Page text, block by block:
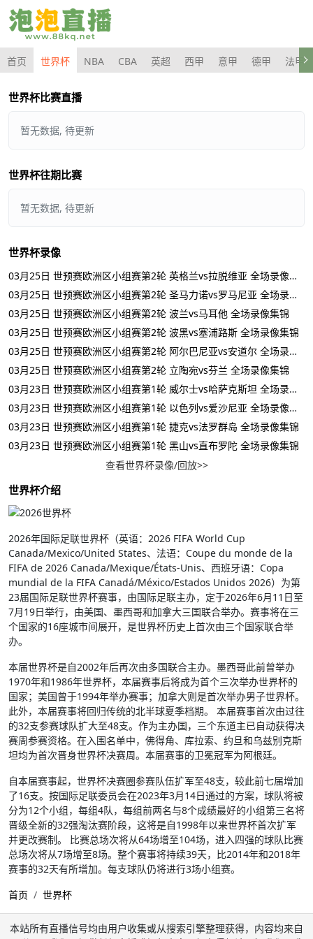
首页 世界杯 NBA CBA 英超 西甲 意甲 德甲 法甲
世界杯比赛直播
暂无数据, 待更新
世界杯往期比赛
暂无数据, 待更新
世界杯录像
03月25日 世预赛欧洲区小组赛第2轮 英格兰vs拉脱维亚 全场录像集锦
03月25日 世预赛欧洲区小组赛第2轮 圣马力诺vs罗马尼亚 全场录像集锦
03月25日 世预赛欧洲区小组赛第2轮 波兰vs马耳他 全场录像集锦
03月25日 世预赛欧洲区小组赛第2轮 波黑vs塞浦路斯 全场录像集锦
03月25日 世预赛欧洲区小组赛第2轮 阿尔巴尼亚vs安道尔 全场录像集锦
03月25日 世预赛欧洲区小组赛第2轮 立陶宛vs芬兰 全场录像集锦
03月23日 世预赛欧洲区小组赛第1轮 威尔士vs哈萨克斯坦 全场录像集锦
03月23日 世预赛欧洲区小组赛第1轮 以色列vs爱沙尼亚 全场录像集锦
03月23日 世预赛欧洲区小组赛第1轮 捷克vs法罗群岛 全场录像集锦
03月23日 世预赛欧洲区小组赛第1轮 黑山vs直布罗陀 全场录像集锦
查看世界杯录像/回放>>
世界杯介绍
2026年国际足联世界杯（英语：2026 FIFA World Cup
Canada/Mexico/United States、法语：Coupe du monde de la
FIFA de 2026 Canada/Mexique/États-Unis、西班牙语：Copa
mundial de la FIFA Canadá/México/Estados Unidos 2026）为第
23届国际足联世界杯赛事，由国际足联主办，定于2026年6月11日至
7月19日举行，由美国、墨西哥和加拿大三国联合举办。赛事将在三
个国家的16座城市间展开，是世界杯历史上首次由三个国家联合举
办。
本届世界杯是自2002年后再次由多国联合主办。墨西哥此前曾举办
1970年和1986年世界杯，本届赛事后将成为首个三次举办世界杯的
国家；美国曾于1994年举办赛事；加拿大则是首次举办男子世界杯。
此外，本届赛事将回归传统的北半球夏季档期。 本届赛事首次由过往
的32支参赛球队扩大至48支。作为主办国，三个东道主已自动获得决
赛周参赛资格。在入围名单中，佛得角、库拉索、约旦和乌兹别克斯
坦均为首次晋身世界杯决赛周。本届赛事的卫冕冠军为阿根廷。
自本届赛事起，世界杯决赛圈参赛队伍扩军至48支，较此前七届增加
了16支。按国际足联委员会在2023年3月14日通过的方案，球队将被
分为12个小组，每组4队，每组前两名与8个成绩最好的小组第三名将
晋级全新的32强淘汰赛阶段，这将是自1998年以来世界杯首次扩军
并更改赛制。 比赛总场次将从64场增至104场，进入四强的球队比赛
总场次将从7场增至8场。整个赛事将持续39天，比2014年和2018年
赛事的32天有所增加。每支球队仍将进行3场小组赛。
首页
世界杯
本站所有直播信号均由用户收集或从搜索引擎整理获得，内容均来自